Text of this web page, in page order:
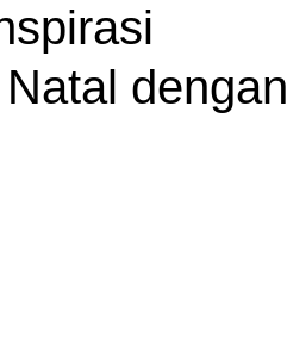
dengan